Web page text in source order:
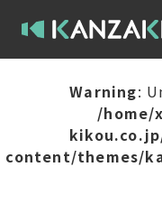
Warning:
/home/
content/themes/